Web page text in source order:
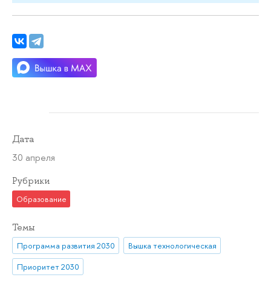
Дата
30 апреля
Рубрики
Образование
Темы
Программа развития 2030
Вышка технологическая
Приоритет 2030